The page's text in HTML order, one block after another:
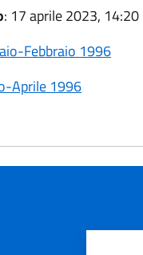
: 17 aprile 2023, 14:20
Febbraio 1996
Aprile 1996